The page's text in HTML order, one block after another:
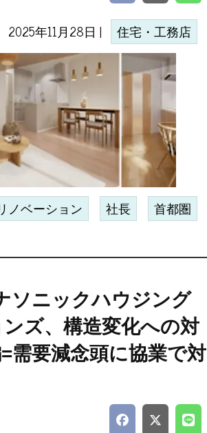
2025年11月28日 | 住宅・工務店
ノベーション 社長 首都圏
ソニックハウジング
ズ、構造変化への対
需要減念頭に協業で対